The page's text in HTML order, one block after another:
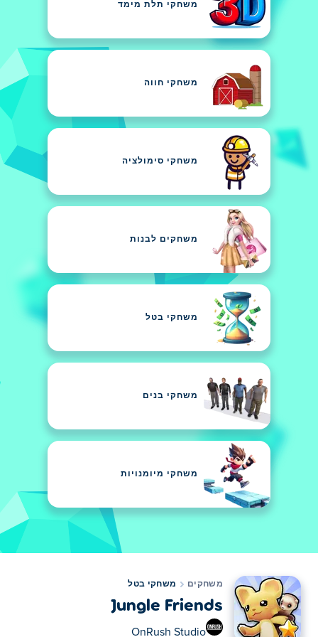
משחקי תלת מימד
משחקי חווה
משחקי סימולציה
משחקים לבנות
משחקי בטל
משחקי בנים
משחקי מיומנויות
משחקים משחקי בטל
Jungle Friends
OnRush Studio